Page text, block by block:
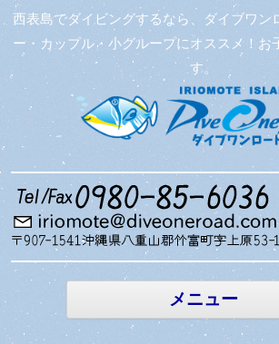
西表島でダイビングするなら、ダイブワン
ー・カップル・小グループにオススメ！お
す。
メニュー